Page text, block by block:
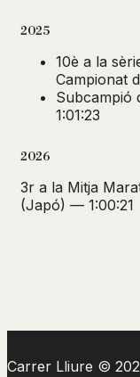
2025
10è a la
Campionat
Subcampió
1:01:23
2026
3r a la Mitja
(Japó) — 1:00:21
Carrer Lliure ©